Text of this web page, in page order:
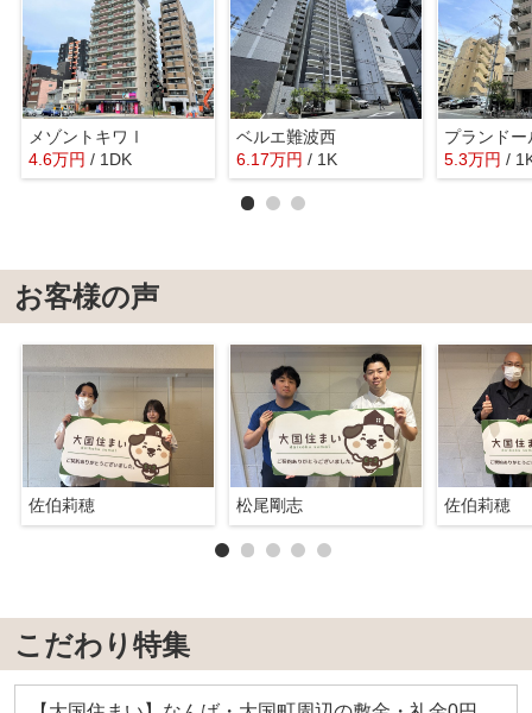
メゾントキワⅠ
4.6万円 / 1DK
ベルエ難波西
6.17万円 / 1K 5.3万円 /
お客様の声
佐伯莉穂 松尾剛志 佐伯莉穂
こだわり特集